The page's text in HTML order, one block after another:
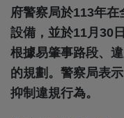
府警察局於113年
設備，並於11月30
根據易肇事路段、
的規劃。警察局表
抑制違規行為。